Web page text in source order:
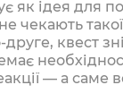
як ідея для
чекають
квест
— а саме